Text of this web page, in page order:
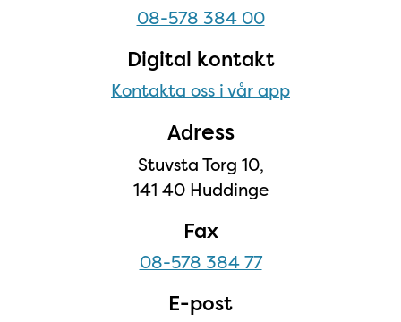
08-578 384 00
Digital kontakt
Kontakta oss i vår app
Adress
Stuvsta Torg 10,
141 40 Huddinge
Fax
08-578 384 77
E-post